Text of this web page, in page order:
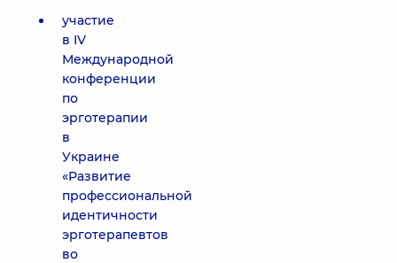
участие
в IV
Международной
конференции
по
эрготерапии
в
Украине
«Развитие
профессиональной
идентичности
эрготерапевтов
во